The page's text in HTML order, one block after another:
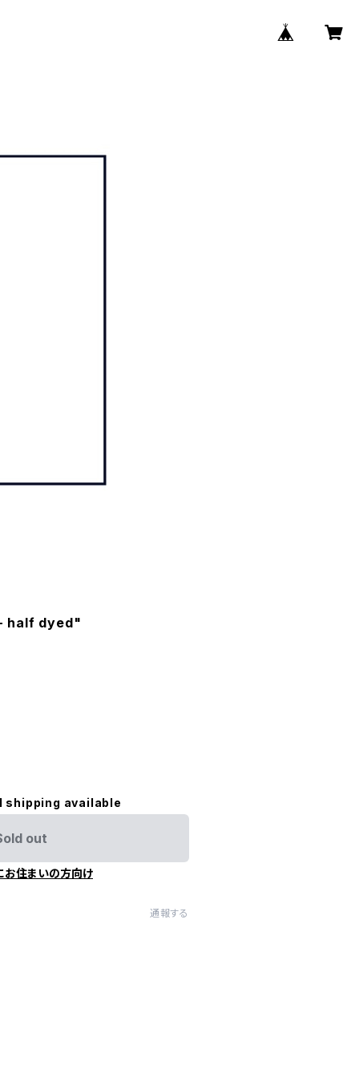
half dyed"
shipping available
out
お住まいの方向け
通報する